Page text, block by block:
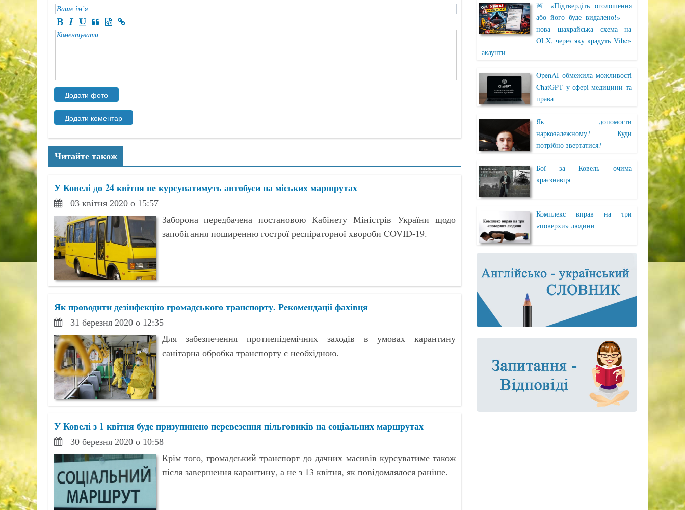
Читайте також
У Ковелі до 24 квітня не курсуватимуть автобуси на міських маршрутах
03 квітня 2020 о 15:57
Заборона передбачена постановою Кабінету Міністрів України щодо
запобігання поширенню гострої респіраторної хвороби COVID-19.
Як проводити дезінфекцію громадського транспорту. Рекомендації фахівця
31 березня 2020 о 12:35
Для забезпечення протиепідемічних заходів в умовах карантину
санітарна обробка транспорту є необхідною.
У Ковелі з 1 квітня буде призупинено перевезення пільговиків на соціальних маршрутах
30 березня 2020 о 10:58
Крім того, громадський транспорт до дачних масивів курсуватиме також
після завершення карантину, а не з 13 квітня, як повідомлялося раніше.
🚨 «Підтвердіть оголошення
або його буде видалено!» —
нова шахрайська схема на
OLX, через яку крадуть Viber-
акаунти
OpenAI обмежила можливості
ChatGPT у сфері медицини та
права
Як допомогти
наркозалежному? Куди
потрібно звертатися?
Бої за Ковель очима
краєзнавця
Комплекс вправ на три
«поверхи» людини